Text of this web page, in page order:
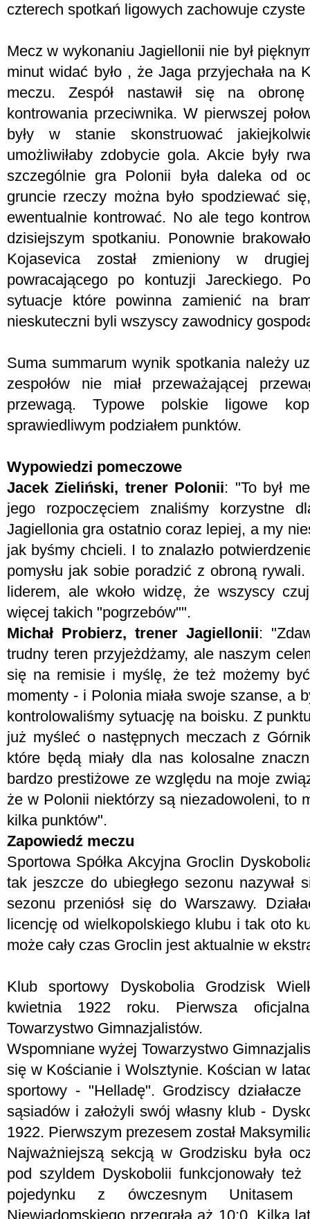
czterech spotkań ligowych zachowuje czyste
Mecz w wykonaniu Jagiellonii nie był
minut widać było , że Jaga przyjechała na
meczu. Zespół nastawił się na
kontrowania przeciwnika. W pierwszej
były w stanie skonstruować
umożliwiłaby zdobycie gola. Akcie były
szczególnie gra Polonii była daleka od
gruncie rzeczy można było spodziewać
ewentualnie kontrować. No ale tego
dzisiejszym spotkaniu. Ponownie
Kojasevica został zmieniony w
powracającego po kontuzji Jareckiego.
sytuacje które powinna zamienić na
nieskuteczni byli wszyscy zawodnicy
Suma summarum wynik spotkania należy
zespołów nie miał przeważającej
przewagą. Typowe polskie ligowe
sprawiedliwym podziałem punktów.
Wypowiedzi pomeczowe
Jacek Zieliński, trener Polonii: "To był
jego rozpoczęciem znaliśmy korzystne
Jagiellonia gra ostatnio coraz lepiej, a my
jak byśmy chcieli. I to znalazło
pomysłu jak sobie poradzić z obroną
liderem, ale wkoło widzę, że wszyscy
więcej takich "pogrzebów"".
Michał Probierz, trener Jagiellonii:
trudny teren przyjeżdżamy, ale naszym
się na remisie i myślę, że też możemy
momenty - i Polonia miała swoje szanse, a
kontrolowaliśmy sytuację na boisku. Z
już myśleć o następnych meczach z
które będą miały dla nas kolosalne
bardzo prestiżowe ze względu na moje
że w Polonii niektórzy są niezadowoleni, to
kilka punktów".
Zapowiedź meczu
Sportowa Spółka Akcyjna Groclin
tak jeszcze do ubiegłego sezonu nazywał
sezonu przeniósł się do Warszawy.
licencję od wielkopolskiego klubu i tak oto
może cały czas Groclin jest aktualnie w
Klub sportowy Dyskobolia Grodzisk
kwietnia 1922 roku. Pierwsza
Towarzystwo Gimnazjalistów.
Wspomniane wyżej Towarzystwo
się w Kościanie i Wolsztynie. Kościan w
sportowy - "Helladę". Grodziscy
sąsiadów i założyli swój własny klub -
1922. Pierwszym prezesem został
Najważniejszą sekcją w Grodzisku była
pod szyldem Dyskobolii funkcjonowały
pojedynku z ówczesnym
Niewiadomskiego przegrała aż 10:0. Kilka